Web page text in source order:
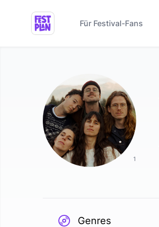
Für Festival-Fans
1
Genres